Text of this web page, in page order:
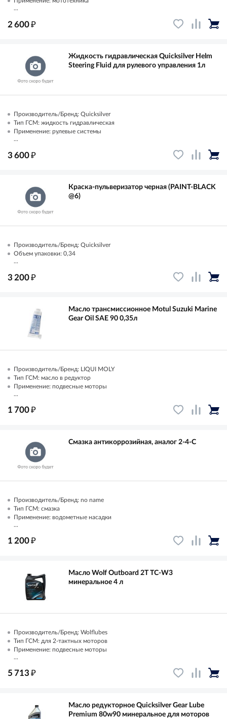
...
2 600₽
Жидкость гидравлическая Quicksilver Helm
Steering Fluid для рулевого управления 1л
Производитель/Бренд: Quicksilver
Тип ГСМ: жидкость гидравлическая
Применение: рулевые системы
...
3 600₽
Краска-пульверизатор черная (PAINT-BLACK
@6)
Производитель/Бренд: Quicksilver
Объем упаковки: 0,34
...
3 200₽
Масло трансмиссионное Motul Suzuki Marine
Gear Oil SAE 90 0,35л
Производитель/Бренд: LIQUI MOLY
Тип ГСМ: масло в редуктор
Применение: подвесные моторы
...
1 700₽
Смазка антикоррозийная, аналог 2-4-C
Производитель/Бренд: no name
Тип ГСМ: смазка
Применение: водометные насадки
...
1 200₽
Масло Wolf Outboard 2T TC-W3
минеральное 4 л
Производитель/Бренд: Wolflubes
Тип ГСМ: для 2-тактных моторов
Применение: подвесные моторы
...
5 713₽
Масло редукторное Quicksilver Gear Lube
Premium 80w90 минеральное для моторов